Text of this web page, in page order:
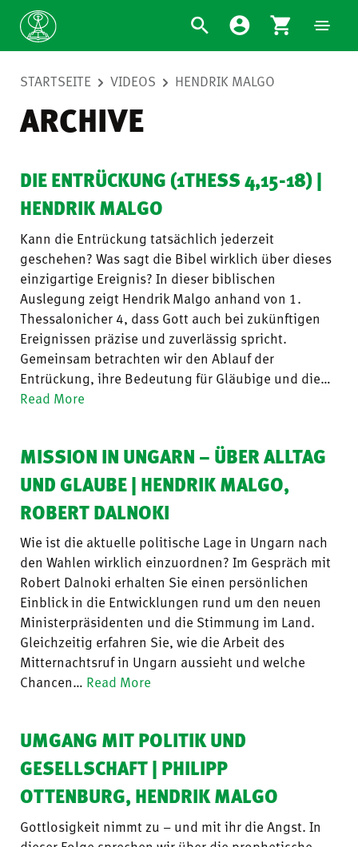
STARTSEITE VIDEOS HENDRIK MALGO
ARCHIVE
DIE ENTRÜCKUNG (1THESS 4,15-18) |
HENDRIK MALGO
Kann die Entrückung tatsächlich jederzeit
geschehen? Was sagt die Bibel wirklich über dieses
einzigartige Ereignis? In dieser biblischen
Auslegung zeigt Hendrik Malgo anhand von 1.
Thessalonicher 4, dass Gott auch bei zukünftigen
Ereignissen präzise und zuverlässig spricht.
Gemeinsam betrachten wir den Ablauf der
Entrückung, ihre Bedeutung für Gläubige und die…
Read More
MISSION IN UNGARN – ÜBER ALLTAG
UND GLAUBE | HENDRIK MALGO,
ROBERT DALNOKI
Wie ist die aktuelle politische Lage in Ungarn nach
den Wahlen wirklich einzuordnen? Im Gespräch mit
Robert Dalnoki erhalten Sie einen persönlichen
Einblick in die Entwicklungen rund um den neuen
Ministerpräsidenten und die Stimmung im Land.
Gleichzeitig erfahren Sie, wie die Arbeit des
Mitternachtsruf in Ungarn aussieht und welche
Chancen… Read More
UMGANG MIT POLITIK UND
GESELLSCHAFT | PHILIPP
OTTENBURG, HENDRIK MALGO
Gottlosigkeit nimmt zu – und mit ihr die Angst. In